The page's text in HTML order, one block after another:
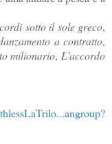
sotto il sole greco,
a contratto,
milionario, L'accordo